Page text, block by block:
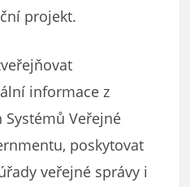
projekt.
informace z
Veřejné
poskytovat
veřejné správy i